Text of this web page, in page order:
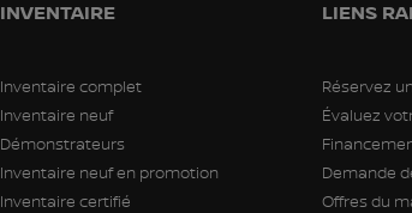
INVENTAIRE
Inventaire complet
Inventaire neuf
Démonstrateurs
Inventaire neuf en promotion
Inventaire certifié
LIENS
Réservez
Évaluez
Demande
Offres du